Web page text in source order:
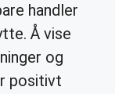
handler
Å vise
og
positivt